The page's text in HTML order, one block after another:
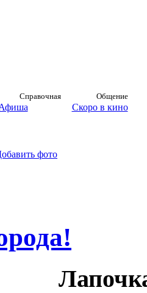
Справочная Общение
Скоро в кино
фото